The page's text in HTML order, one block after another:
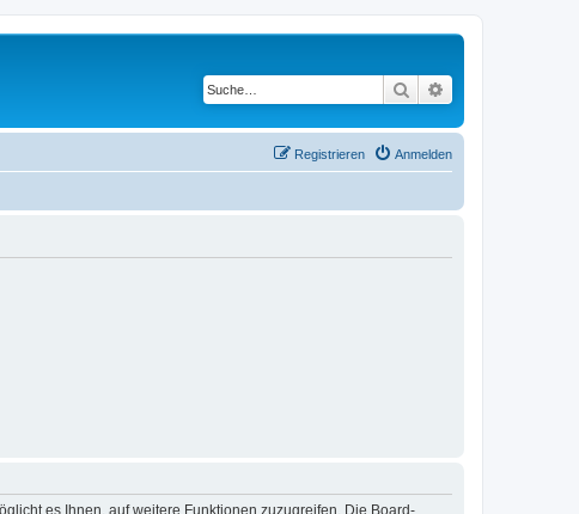
Suche
Anmelden
Registrieren